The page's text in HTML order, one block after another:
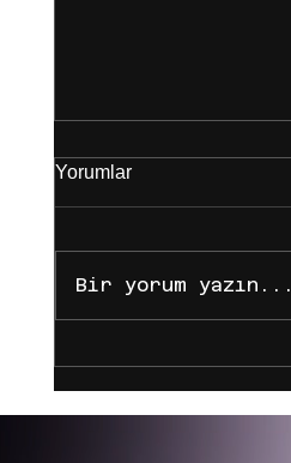
Yorumlar
Bir yorum yazın...